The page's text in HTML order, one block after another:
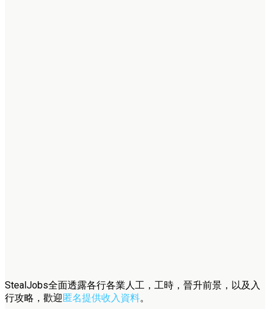
StealJobs全面透露各行各業人工，工時，晉升前景，以及入
行攻略，歡迎匿名提供收入資料。